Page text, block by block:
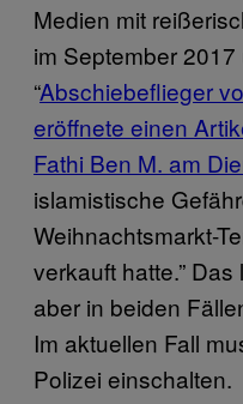
Medien mit
im September
“Abschiebeflieger
eröffnete einen
Fathi Ben M. am
islamistische
Weihnachtsmarkt-
verkauft hatte.”
aber in beiden
Im aktuellen Fall
Polizei einschalten.